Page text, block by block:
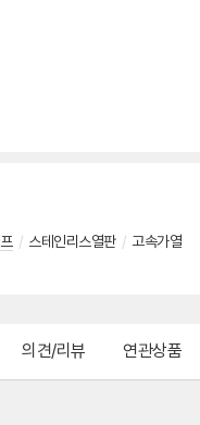
/ 스테인리스열판 / 고속가열
의견/리뷰 연관상품